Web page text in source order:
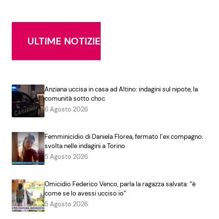
ULTIME NOTIZIE
Anziana uccisa in casa ad Altino: indagini sul nipote, la
comunità sotto choc
6 Agosto 2026
Femminicidio di Daniela Florea, fermato l’ex compagno:
svolta nelle indagini a Torino
5 Agosto 2026
Omicidio Federico Venco, parla la ragazza salvata: “è
come se lo avessi ucciso io”
5 Agosto 2026